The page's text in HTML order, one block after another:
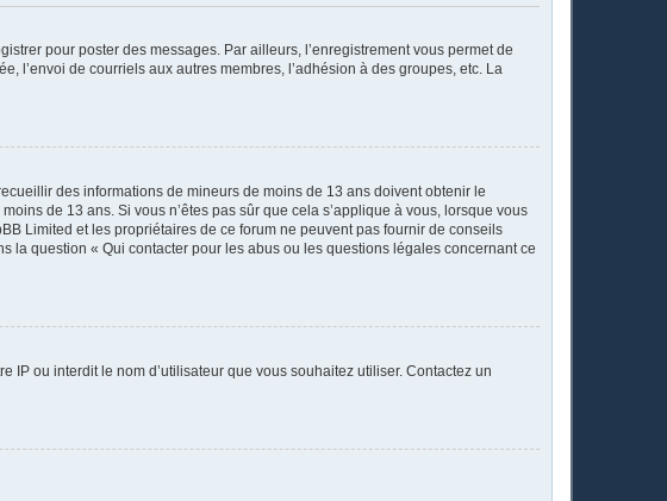
pour poster des messages. Par ailleurs, l’enregistrement vous permet de
l’envoi de courriels aux autres membres, l’adhésion à des groupes, etc. La
des informations de mineurs de moins de 13 ans doivent obtenir le
de 13 ans. Si vous n’êtes pas sûr que cela s’applique à vous, lorsque vous
Limited et les propriétaires de ce forum ne peuvent pas fournir de conseils
la question « Qui contacter pour les abus ou les questions légales concernant ce
IP ou interdit le nom d’utilisateur que vous souhaitez utiliser. Contactez un